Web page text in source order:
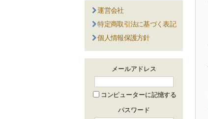
運営会社
特定商取引法に基づく表記
個人情報保護方針
メールアドレス
コンピューターに記憶する
パスワード